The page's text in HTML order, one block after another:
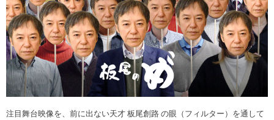
注目舞台映像を、前に出ない天才 板尾創路 の眼（フィルター）を通して